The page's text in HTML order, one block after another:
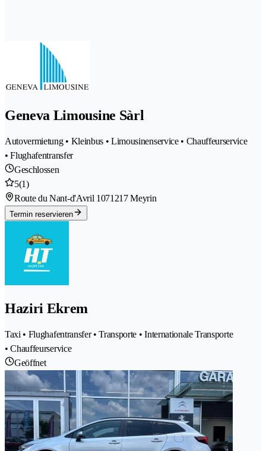
Geneva Limousine Sàrl
Autovermietung • Kleinbus • Limousinenservice • Chauffeurservice
• Flughafentransfer
Geschlossen
5(1)
Route du Nant-d'Avril 1071217 Meyrin
Termin reservieren
Haziri Ekrem
Taxi • Flughafentransfer • Transporte • Internationale Transporte
• Chauffeurservice
Geöffnet